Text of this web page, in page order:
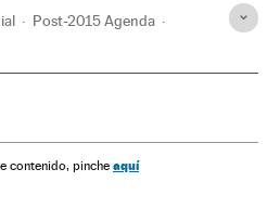
Post-2015 Agenda
elétrica
Relações exteriores
contenido, pinche aquí